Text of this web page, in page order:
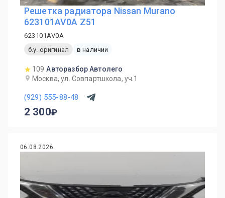
Решетка радиатора Nissan Murano
623101AV0A Z51
623101AV0A
б.у. оригинал
в наличии
109 Авторазбор Автолего
Москва, ул. Совпартшкола, уч.1
(929) 555-88-48
2 300
06.08.2026